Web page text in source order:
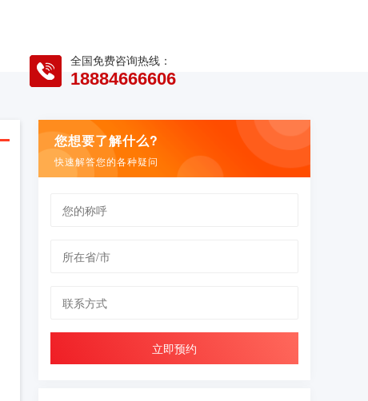
全国免费咨询热线：
18884666606
您想要了解什么?
快速解答您的各种疑问
立即预约